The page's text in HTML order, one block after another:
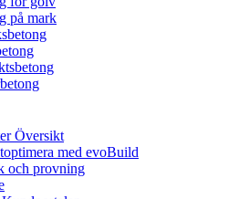
på mark
Översikt
med evoBuild
och provning